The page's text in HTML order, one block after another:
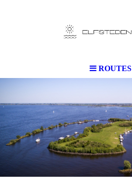
ROUTES